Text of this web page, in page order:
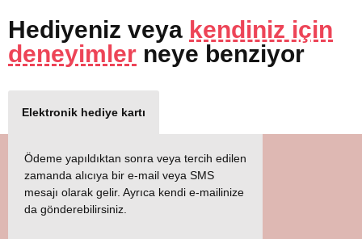
Hediyeniz veya kendiniz için
deneyimler neye benziyor
Elektronik hediye kartı
Ödeme yapıldıktan sonra veya tercih edilen
zamanda alıcıya bir e-mail veya SMS
mesajı olarak gelir. Ayrıca kendi e-mailinize
da gönderebilirsiniz.